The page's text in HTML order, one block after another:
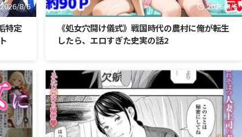
2026/8/6
特定
2026/8/6
《処女穴開け儀式》戦国時代の農村に俺が転生
したら、エロすぎた史実の話2